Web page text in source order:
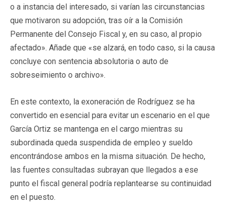
o a instancia del interesado, si varían las circunstancias
que motivaron su adopción, tras oír a la Comisión
Permanente del Consejo Fiscal y, en su caso, al propio
afectado». Añade que «se alzará, en todo caso, si la causa
concluye con sentencia absolutoria o auto de
sobreseimiento o archivo».
En este contexto, la exoneración de Rodríguez se ha
convertido en esencial para evitar un escenario en el que
García Ortiz se mantenga en el cargo mientras su
subordinada queda suspendida de empleo y sueldo
encontrándose ambos en la misma situación. De hecho,
las fuentes consultadas subrayan que llegados a ese
punto el fiscal general podría replantearse su continuidad
en el puesto.